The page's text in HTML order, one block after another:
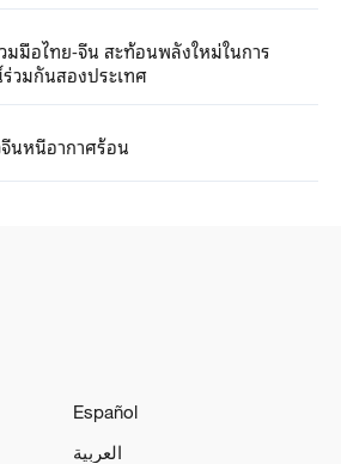
มมือไทย-จีน สะท้อนพลังใหม่ในการ
วมกันสองประเทศ
นหนีอากาศร้อน
Español
العربية